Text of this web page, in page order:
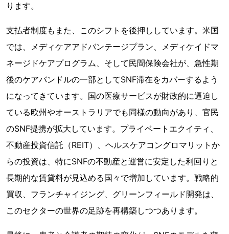
ります。
支払者制度もまた、このシフトを後押ししています。米国
では、メディケアアドバンテージプラン、メディケイドマ
ネージドケアプログラム、そして民間保険会社が、急性期
後のケアバンドルの一部としてSNF滞在をカバーするよう
になってきています。国の医療サービスが財政的に逼迫し
ている欧州やオーストラリアでも同様の動向があり、官民
のSNF提携が拡大しています。プライベートエクイティ、
不動産投資信託（REIT）、ヘルスケアコングロマリットか
らの投資は、特にSNFの不動産と運営に安定した利回りと
長期的な賃貸料が見込める国々で増加しています。戦略的
買収、フランチャイジング、グリーンフィールド開発は、
このセクターの世界の足跡を再構築しつつあります。